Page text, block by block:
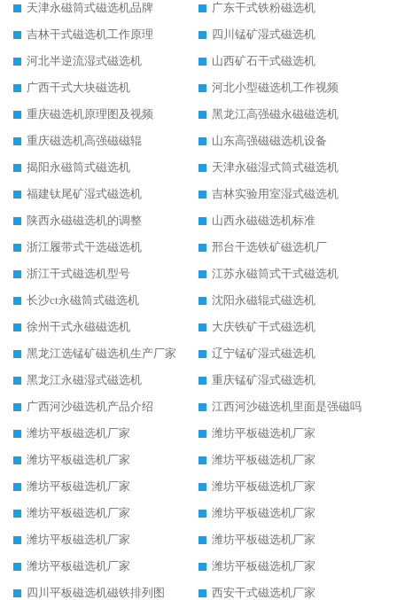
天津永磁筒式磁选机品牌
广东干式铁粉磁选机
吉林干式磁选机工作原理
四川锰矿湿式磁选机
河北半逆流湿式磁选机
山西矿石干式磁选机
广西干式大块磁选机
河北小型磁选机工作视频
重庆磁选机原理图及视频
黑龙江高强磁永磁磁选机
重庆磁选机高强磁磁辊
山东高强磁磁选机设备
揭阳永磁筒式磁选机
天津永磁湿式筒式磁选机
福建钛尾矿湿式磁选机
吉林实验用室湿式磁选机
陕西永磁磁选机的调整
山西永磁磁选机标准
浙江履带式干选磁选机
邢台干选铁矿磁选机厂
浙江干式磁选机型号
江苏永磁筒式干式磁选机
长沙ct永磁筒式磁选机
沈阳永磁辊式磁选机
徐州干式永磁磁选机
大庆铁矿干式磁选机
黑龙江选锰矿磁选机生产厂家
辽宁锰矿湿式磁选机
黑龙江永磁湿式磁选机
重庆锰矿湿式磁选机
广西河沙磁选机产品介绍
江西河沙磁选机里面是强磁吗
潍坊平板磁选机厂家
潍坊平板磁选机厂家
潍坊平板磁选机厂家
潍坊平板磁选机厂家
潍坊平板磁选机厂家
潍坊平板磁选机厂家
潍坊平板磁选机厂家
潍坊平板磁选机厂家
潍坊平板磁选机厂家
潍坊平板磁选机厂家
潍坊平板磁选机厂家
潍坊平板磁选机厂家
四川平板磁选机磁铁排列图
西安干式磁选机厂家